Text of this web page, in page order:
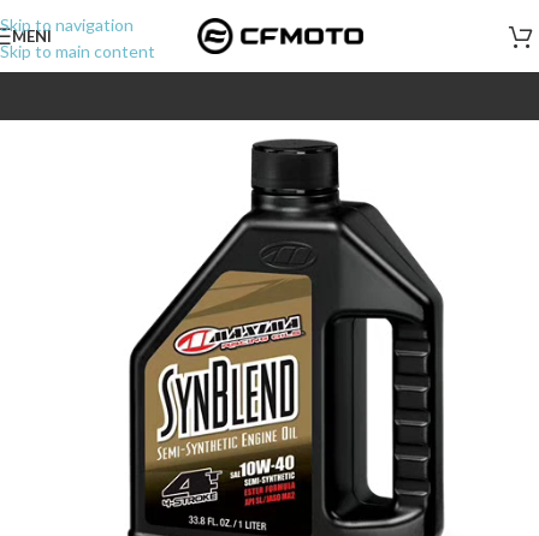
Skip to navigation
Skip to main content
MENI